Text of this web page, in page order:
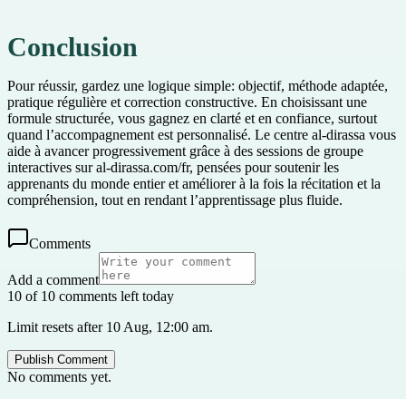
Conclusion
Pour réussir, gardez une logique simple: objectif, méthode adaptée,
pratique régulière et correction constructive. En choisissant une
formule structurée, vous gagnez en clarté et en confiance, surtout
quand l’accompagnement est personnalisé. Le centre al-dirassa vous
aide à avancer progressivement grâce à des sessions de groupe
interactives sur al-dirassa.com/fr, pensées pour soutenir les
apprenants du monde entier et améliorer à la fois la récitation et la
compréhension, tout en rendant l’apprentissage plus fluide.
Comments
Add a comment
10 of 10 comments left today
Limit resets after 10 Aug, 12:00 am.
Publish Comment
No comments yet.